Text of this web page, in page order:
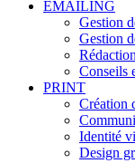
EMAILING
Gestion
Gestion
Conseils
PRINT
Création
Identité
Design